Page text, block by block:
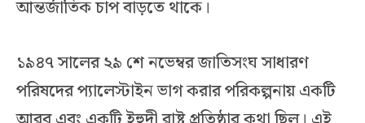
আন্তর্জাতিক চাপ বাড়তে থাকে।
১৯৪৭ সালের ২৯ শে নভেম্বর জাতিসংঘ সাধারণ
পরিষদের প্যালেস্টাইন ভাগ করার পরিকল্পনায় একটি